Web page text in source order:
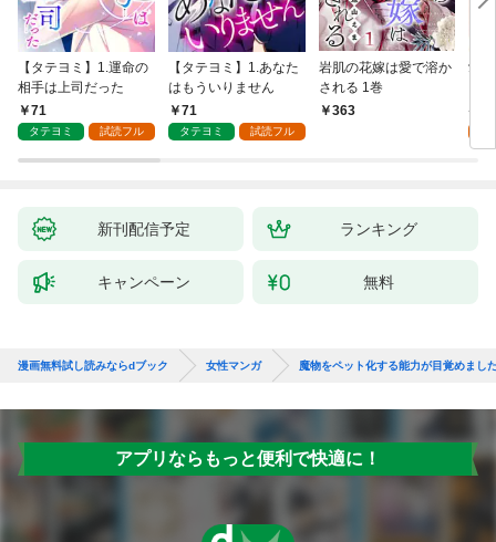
【タテヨミ】1.運命の
相手は上司だった
71
タテヨミ 試読フル
【タテヨミ】1.あなた
はもういりません
71
タテヨミ 試読フル
岩肌の花嫁は愛で溶か
される 1巻
363
愛
新刊配信予定 ランキング
キャンペーン 無料
漫画無料試し読みならdブック 女性マンガ 魔物をペット化する能力が目覚めまし
アプリならもっと便利で快適に！